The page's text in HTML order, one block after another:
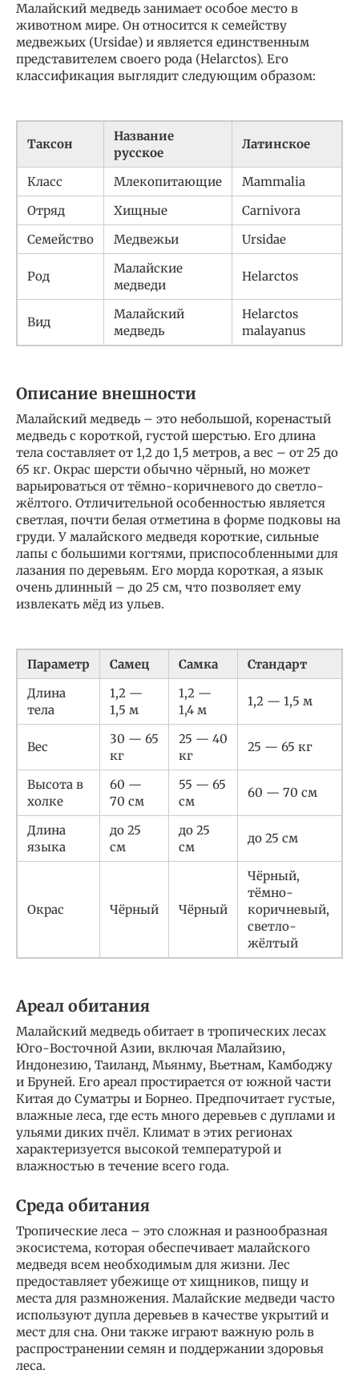
Малайский медведь занимает особое место в
животном мире. Он относится к семейству
медвежьих (Ursidae) и является единственным
представителем своего рода (Helarctos). Его
классификация выглядит следующим образом:
Таксон
Название
русское
Латинское
Класс Млекопитающие
Mammalia
Отряд
Хищные
Carnivora
Семейство
Медвежьи Ursidae
Род
Малайские
медведи
Helarctos
Вид
Малайский
медведь
Helarctos
malayanus
Описание внешности
Малайский медведь – это небольшой, коренастый
медведь с короткой, густой шерстью. Его длина
тела составляет от 1,2 до 1,5 метров, а вес – от 25 до
65 кг. Окрас шерсти обычно чёрный, но может
варьироваться от тёмно-коричневого до светло-
жёлтого. Отличительной особенностью является
светлая, почти белая отметина в форме подковы на
груди. У малайского медведя короткие, сильные
лапы с большими когтями, приспособленными для
лазания по деревьям. Его морда короткая, а язык
очень длинный – до 25 см, что позволяет ему
извлекать мёд из ульев.
Параметр Самец Самка
Стандарт
Длина
тела
1,2 —
1,5 м
1,2 —
1,4 м
1,2 — 1,5 м
Вес
30 — 65
кг
25 — 40
кг
25 — 65 кг
Высота в
холке
60 —
70 см
55 — 65
см
60 — 70 см
Длина
языка
до 25
см
до 25
см
до 25 см
Окрас Чёрный Чёрный
Чёрный,
тёмно-
коричневый,
светло-
жёлтый
Ареал обитания
Малайский медведь обитает в тропических лесах
Юго-Восточной Азии, включая Малайзию,
Индонезию, Таиланд, Мьянму, Вьетнам, Камбоджу
и Бруней. Его ареал простирается от южной части
Китая до Суматры и Борнео. Предпочитает густые,
влажные леса, где есть много деревьев с дуплами и
ульями диких пчёл. Климат в этих регионах
характеризуется высокой температурой и
влажностью в течение всего года.
Среда обитания
Тропические леса – это сложная и разнообразная
экосистема, которая обеспечивает малайского
медведя всем необходимым для жизни. Лес
предоставляет убежище от хищников, пищу и
места для размножения. Малайские медведи часто
используют дупла деревьев в качестве укрытий и
мест для сна. Они также играют важную роль в
распространении семян и поддержании здоровья
леса.